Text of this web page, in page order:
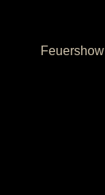
Feuershow